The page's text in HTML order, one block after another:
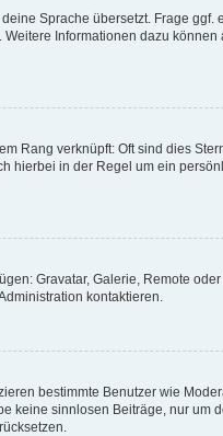
Sprache übersetzt. Frage
Informationen dazu können
Rang verknüpft: Oft sind dies
hierbei in der Regel um ein
Gravatar, Galerie, Remote
kontaktieren.
bestimmte Benutzer wie
keine sinnlosen Beiträge, nur